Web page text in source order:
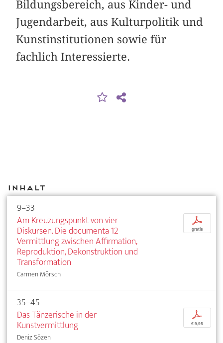
Bildungsbereich, aus Kinder- und
Jugendarbeit, aus Kulturpolitik und
Kunstinstitutionen sowie für
fachlich Interessierte.
Inhalt
9–33
Am Kreuzungspunkt von vier
Diskursen. Die documenta 12
Vermittlung zwischen Affirmation,
Reproduktion, Dekonstruktion und
Transformation
Carmen Mörsch
p
gratis
35–45
Das Tänzerische in der
Kunstvermittlung
Deniz Sözen
p
€ 9,95